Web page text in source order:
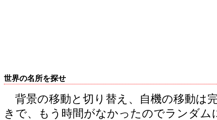
世界の名所を探せ
背景の移動と切り替え、自機の移動は
きで、もう時間がなかったのでランダム